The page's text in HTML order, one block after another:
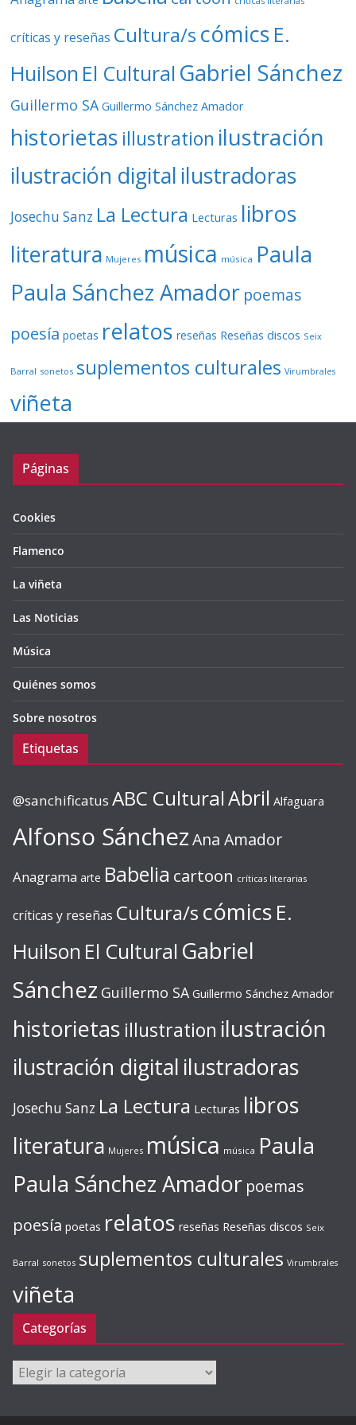
críticas y reseñas Cultura/s cómics E.
Huilson El Cultural Gabriel Sánchez
Guillermo SA Guillermo Sánchez Amador
historietas illustration ilustración
ilustración digital ilustradoras
Josechu Sanz La Lectura Lecturas libros
literatura Mujeres música música Paula
Paula Sánchez Amador poemas
poesía poetas relatos reseñas Reseñas discos Seix
Barral sonetos suplementos culturales Virumbrales
viñeta
Páginas
Cookies
Flamenco
La viñeta
Las Noticias
Música
Quiénes somos
Sobre nosotros
Etiquetas
@sanchificatus ABC CulturalAbril Alfaguara
Alfonso SánchezAna Amador
Anagrama arte Babelia cartoon críticas literarias
críticas y reseñas Cultura/s cómics E.
Huilson El Cultural Gabriel
Sánchez Guillermo SA Guillermo Sánchez Amador
historietas illustration ilustración
ilustración digital ilustradoras
Josechu Sanz La Lectura Lecturas libros
literatura Mujeres música música Paula
Paula Sánchez Amador poemas
poesía poetas relatos reseñas Reseñas discos Seix
Barral sonetos suplementos culturales Virumbrales
viñeta
Categorías
Categorías